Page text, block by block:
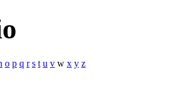
o p q r s t u v w x y z